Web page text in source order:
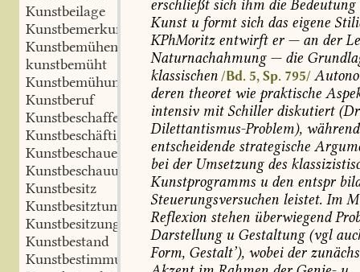
Kunstbeilage
Kunstbemerkung
Kunstbemühen
kunstbemüht
Kunstbemühung
Kunstberuf
Kunstbeschaffenheit
Kunstbeschäftigung
Kunstbeschauer
Kunstbeschauung
Kunstbesitz
Kunstbesitztum
Kunstbesitzung
Kunstbestand
Kunstbestimmung
erschließtsich ihm die Bedeutung
Kunstu formtsich das eigene
KPhMoritzentwirfter—an der
Naturnachahmung—die
klassischen /Bd. 5, Sp. 795/
deren theoretwie praktische
intensivmitSchillerdiskutiert
Dilettantismus-Problem), während
entscheidende strategische
beiderUmsetzungdes
Kunstprogramms u den entspr
Steuerungsversuchen leistet. Im
Reflexion stehen überwiegend
Darstellungu Gestaltung(vgl
Form, Gestalt’), wobeider